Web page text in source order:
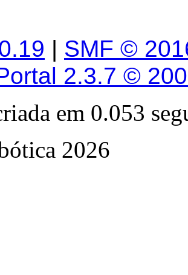
| SMF ©
2.3.7 ©
em 0.053
2026